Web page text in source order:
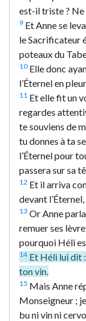
est-il triste ? Ne
9 Et Anne se
le Sacrificateur
poteaux du
10Elle donc
l’Éternel en
11 Et elle fit un
regardes
te souviens de
tu donnes à ta
l’Éternel pour
passera sur sa
12 Et il arriva
devant
13 Or Anne
remuer ses
pourquoi Héli
14 Et Héli lui dit
ton vin.
15 Mais Anne
Monseigneur ;
bu ni vin ni